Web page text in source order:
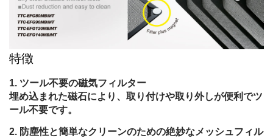
特徴
ツール不要の磁気フィルター
埋め込まれた磁石により、取り付けや取り外しが便利でツ
ール不要です。
防塵性と簡単なクリーンのための絶妙なメッシュフィル